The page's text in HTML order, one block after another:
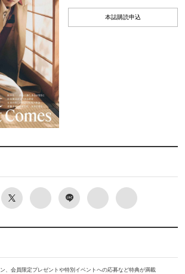
本誌購読申込
、会員限定プレゼントや特別イベントへの応募など特典が満載